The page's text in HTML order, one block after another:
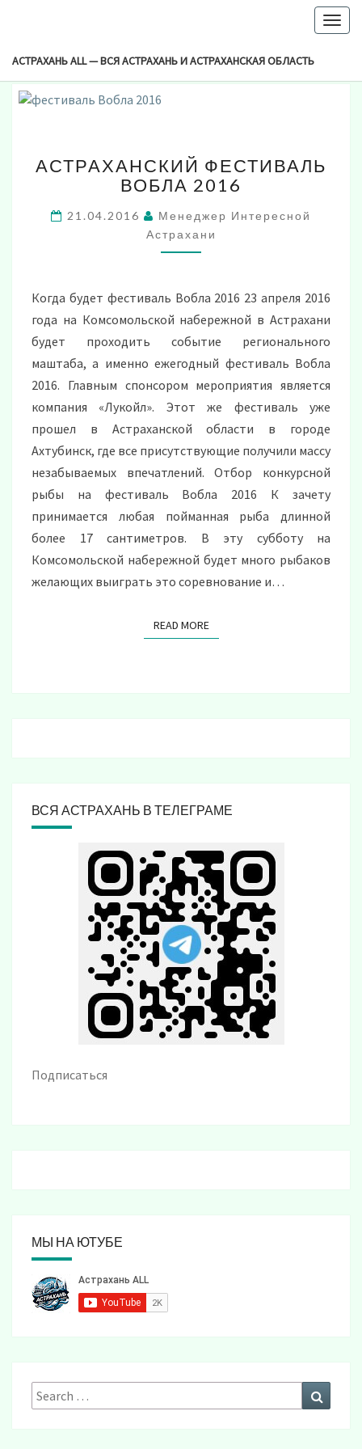
АСТРАХАНЬ ALL — ВСЯ АСТРАХАНЬ И АСТРАХАНСКАЯ ОБЛАСТЬ
Метка:Фестиваль Вобла 2016 Астрахань
ФЕСТИВАЛЬ
ВОБЛА
АСТРАХАНСКИЙ ФЕСТИВАЛЬ
ВОБЛА 2016
21.04.2016
Менеджер Интересной
Астрахани
Когда будет фестиваль Вобла 2016 23 апреля 2016
года на Комсомольской набережной в Астрахани
будет проходить событие регионального
маштаба, а именно ежегодный фестиваль Вобла
2016. Главным спонсором мероприятия является
компания «Лукойл». Этот же фестиваль уже
прошел в Астраханской области в городе
Ахтубинск, где все присутствующие получили массу
незабываемых впечатлений. Отбор конкурсной
рыбы на фестиваль Вобла 2016 К зачету
принимается любая пойманная рыба длинной
более 17 сантиметров. В эту субботу на
Комсомольской набережной будет много рыбаков
желающих выиграть это соревнование и…
READ MOREREAD MORE
ВСЯ АСТРАХАНЬ В ТЕЛЕГРАМЕ
Подписаться
МЫ НА ЮТУБЕ
Search
for: